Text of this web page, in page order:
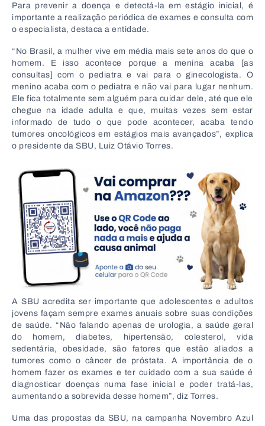
Para prevenir a doença e detectá-la em estágio inicial, é
importante a realização periódica de exames e consulta com
o especialista, destaca a entidade.
“No Brasil, a mulher vive em média mais sete anos do que o
homem. E isso acontece porque a menina acaba [as
consultas] com o pediatra e vai para o ginecologista. O
menino acaba com o pediatra e não vai para lugar nenhum.
Ele fica totalmente sem alguém para cuidar dele, até que ele
chegue na idade adulta e que, muitas vezes sem estar
informado de tudo o que pode acontecer, acaba tendo
tumores oncológicos em estágios mais avançados”, explica
o presidente da SBU, Luiz Otávio Torres.
A SBU acredita ser importante que adolescentes e adultos
jovens façam sempre exames anuais sobre suas condições
de saúde. “Não falando apenas de urologia, a saúde geral
do homem, diabetes, hipertensão, colesterol, vida
sedentária, obesidade, são fatores que estão aliados a
tumores como o câncer de próstata. A importância de o
homem fazer os exames e ter cuidado com a sua saúde é
diagnosticar doenças numa fase inicial e poder tratá-las,
aumentando a sobrevida desse homem”, diz Torres.
Uma das propostas da SBU, na campanha Novembro Azul